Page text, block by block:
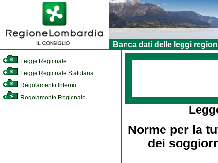
Banca dati delle leggi
Legge Regionale
Legge Regionale Statutaria
Regolamento Interno
Regolamento Regionale
Norme per la
dei